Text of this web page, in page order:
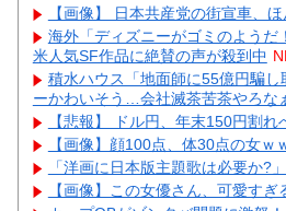
【画像】 日本共産党の街宣車、
海外「ディズニーがゴミのようだ
米人気SF作品に絶賛の声が殺到中
積水ハウス「地面師に55億円騙
ーかわいそう…会社滅茶苦茶やろな
【悲報】 ドル円、年末150円割れ
【画像】顔100点、体30点の女ｗ
「洋画に日本版主題歌は必要か?
【画像】この女優さん、可愛すぎ